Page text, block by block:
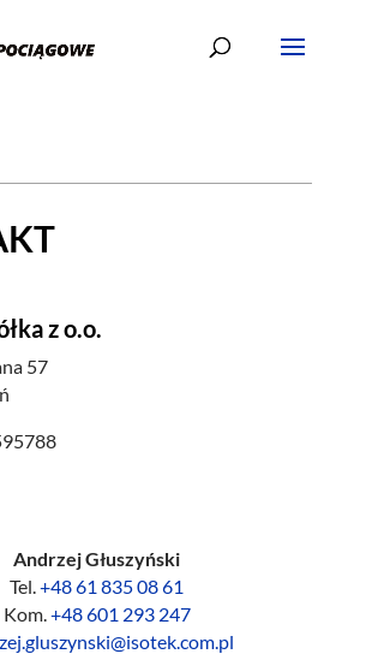
z o.o.
57
Andrzej Głuszyński
Tel.+48 61 835 08 61
Kom.+48 601 293 247